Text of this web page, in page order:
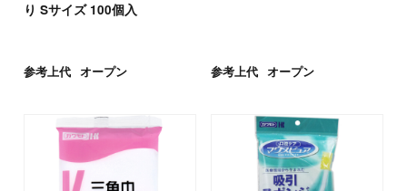
り Sサイズ 100個入
参考上代 オープン 参考上代 オープン